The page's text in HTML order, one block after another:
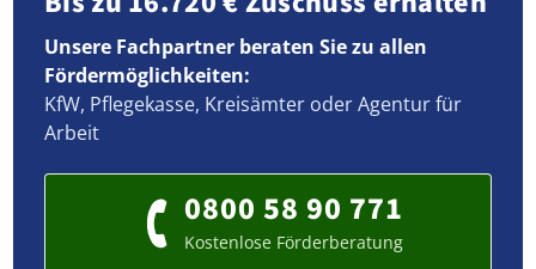
Unsere Fachpartner beraten Sie zu allen
Fördermöglichkeiten:
KfW, Pflegekasse, Kreisämter oder Agentur für
Arbeit
0800 58 90 771
Kostenlose Förderberatung